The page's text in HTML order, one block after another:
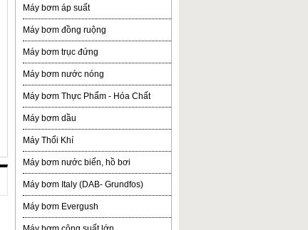
Máy bơm áp suất
Máy bơm đồng ruộng
Máy bơm trục đứng
Máy bơm nước nóng
Máy bơm Thực Phẩm - Hóa Chất
Máy bơm dầu
Máy Thổi Khí
Máy bơm nước biển, hồ bơi
Máy bơm Italy (DAB- Grundfos)
Máy bơm Evergush